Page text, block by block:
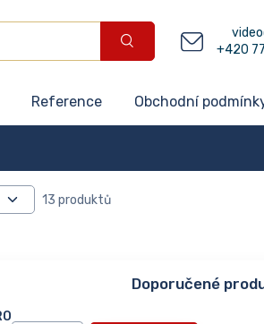
+420
Reference Obchodní
13 produktů
Doporučené